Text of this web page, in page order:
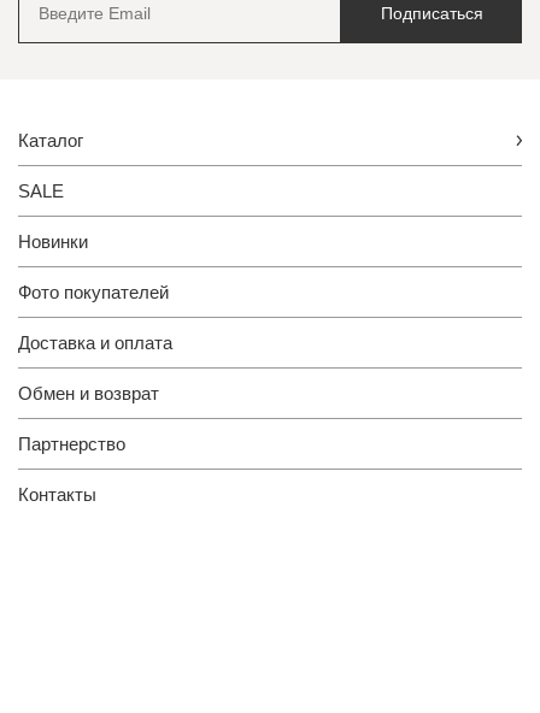
Подписаться
Каталог
SALE
Новинки
Фото покупателей
Доставка и оплата
Обмен и возврат
Партнерство
Контакты